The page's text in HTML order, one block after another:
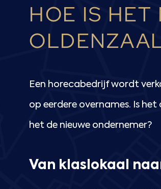
HOE IS HET
Een horecabedrijf wordt
op eerdere overnames. Is
het de nieuwe ondernemer?
Van klaslokaal